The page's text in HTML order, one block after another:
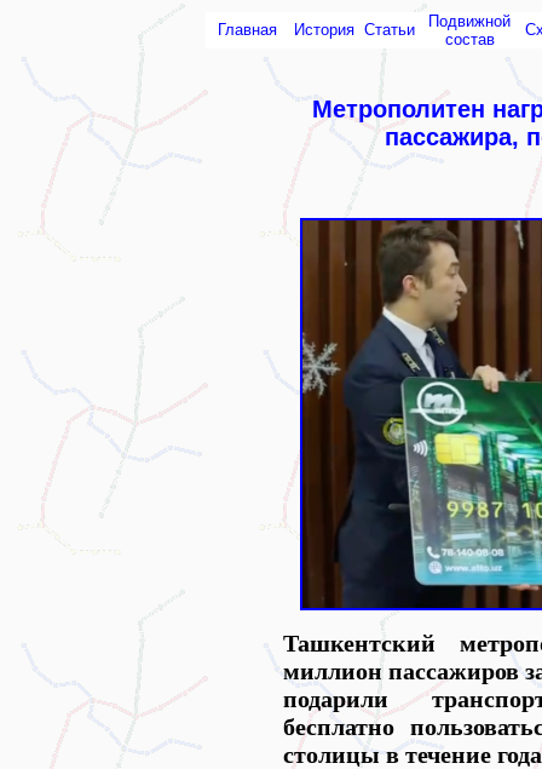
Главная История Статьи
Подвижной
состав
Метрополитен
пассажира,
Ташкентский
миллион пассажиров
подарили
бесплатно
столицы в течение